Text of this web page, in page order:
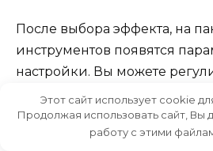
После выбора эффекта, на
инструментов появятся
настройки. Вы можете
яркости и контраста с
Убедитесь, что результат
и не вызывает
Этот сайт использует cookie
Продолжая использовать сайт, Вы
работу с этими